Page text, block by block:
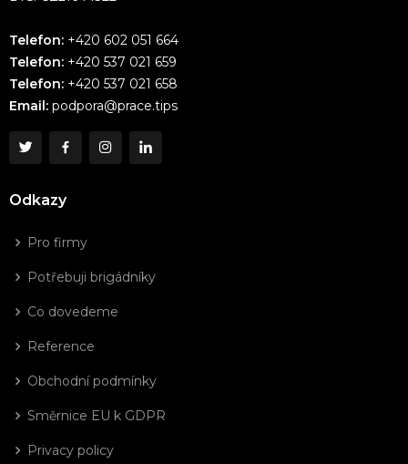
Telefon: +420 602 051 664
Telefon: +420 537 021 659
Telefon: +420 537 021 658
Email: podpora@prace.tips
Odkazy
Pro firmy
Potřebuji brigádníky
Co dovedeme
Reference
Obchodní podmínky
Směrnice EU k GDPR
Privacy policy